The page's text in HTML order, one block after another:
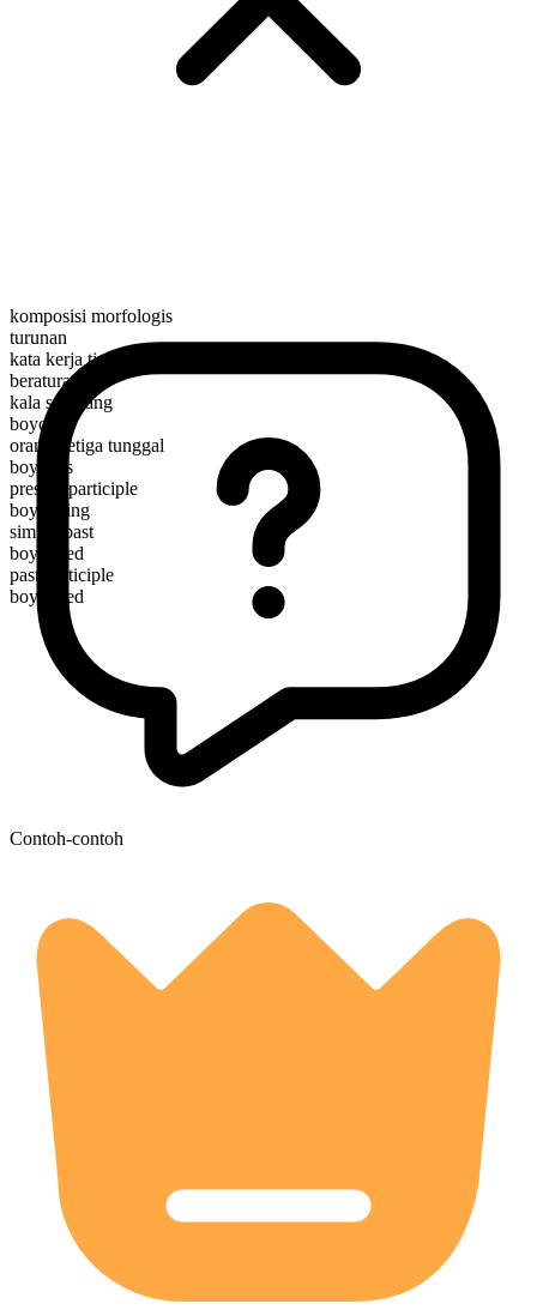
komposisi morfologis
turunan
kata kerja tindakan
beraturan
kala sekarang
boycott
orang ketiga tunggal
boycotts
present participle
boycotting
simple past
boycotted
past participle
boycotted
Contoh-contoh